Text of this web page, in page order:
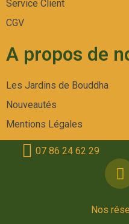
Service Client
CGV
A propos de
Les Jardins de Bouddha
Nouveautés
Mentions Légales
Nos
07 86 24 62 29